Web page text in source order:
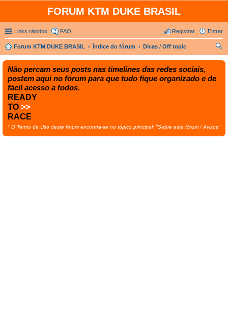
FORUM KTM DUKE BRASIL
Links rápidos FAQ Entrar
Registrar
Forum KTM DUKE BRASIL Índice do fórum
Dicas / Off topic
sar
Não percam seus posts nas timelines das redes sociais,
postem aqui no fórum para que tudo fique organizado e de
fácil acesso a todos.
READY
TO >>
RACE
* O Termo de Uso deste fórum encontra-se no tópico principal: "Sobre este fórum / Avisos"